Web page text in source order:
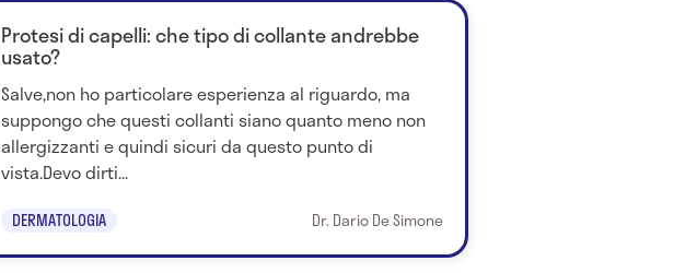
Protesi di capelli: che tipo di collante andrebbe
usato?
Salve,non ho particolare esperienza al riguardo, ma
suppongo che questi collanti siano quanto meno non
allergizzanti e quindi sicuri da questo punto di
vista.Devo dirti...
DERMATOLOGIA Dr. Dario De Simone